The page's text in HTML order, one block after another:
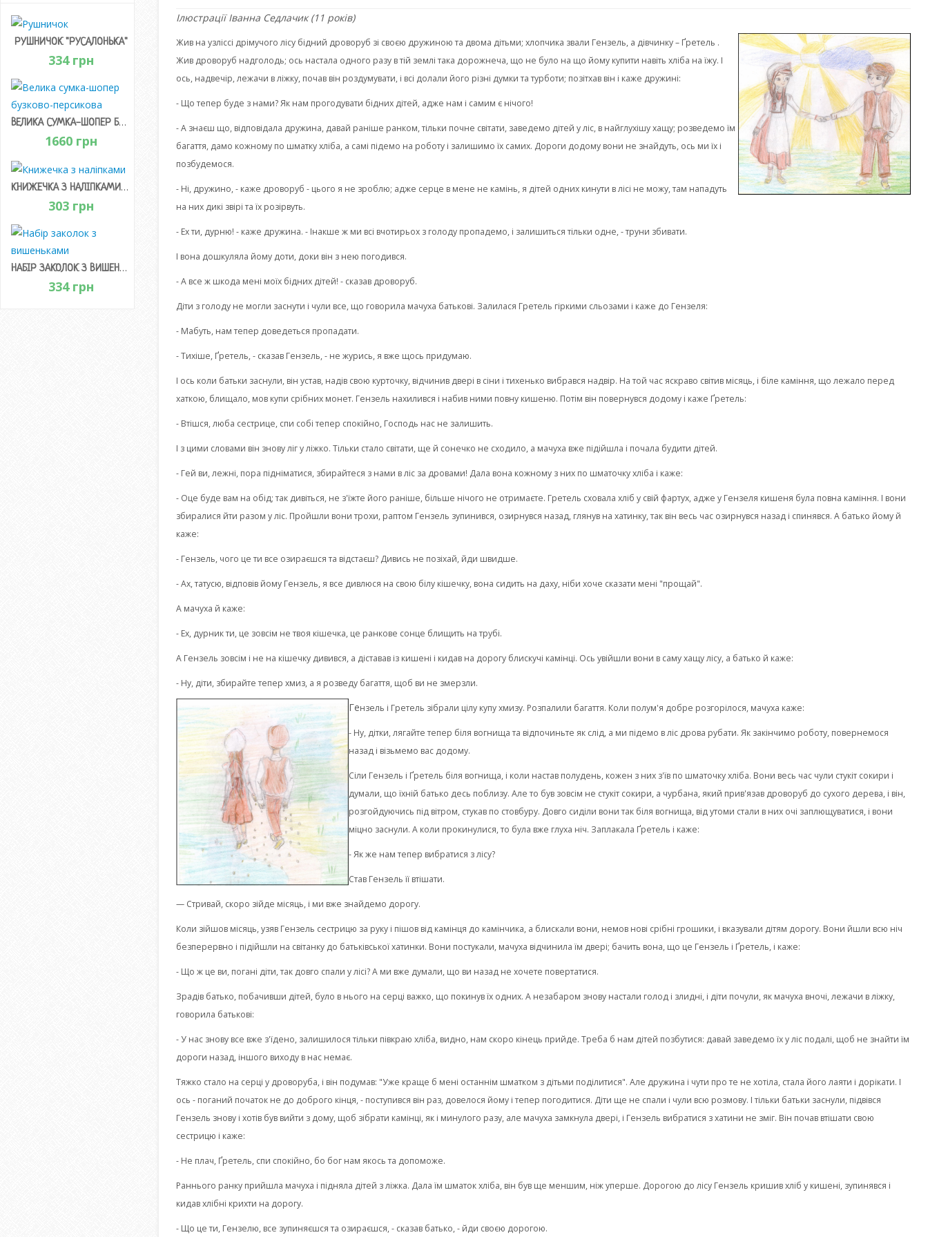
РУШНИЧОК "РУСАЛОНЬКА"
334 грн
ВЕЛИКА СУМКА-ШОПЕР БУЗКОВО-ПЕРСИКОВА
1660 грн
КНИЖЕЧКА З НАЛІПКАМИ "ДРУЗІ КОНЕЙ"
303 грн
НАБІР ЗАКОЛОК З ВИШЕНЬКАМИ "ПРИНЦЕСА ЛІЛЛІФЕЯ"
334 грн
Ілюстрації Іванна Седлачик (11 років)
Жив на узліссі дрімучого лісу бідний дроворуб зі своєю дружиною та двома дітьми; хлопчика звали Гензель, а дівчинку – Ґретель .
Жив дроворуб надголодь; ось настала одного разу в тій землі така дорожнеча, що не було на що йому купити навіть хліба на їжу. І
ось, надвечір, лежачи в ліжку, почав він роздумувати, і всі долали його різні думки та турботи; позітхав він і каже дружині:
- Що тепер буде з нами? Як нам прогодувати бідних дітей, адже нам і самим є нічого!
- А знаєш що, відповідала дружина, давай раніше ранком, тільки почне світати, заведемо дітей у ліс, в найглухішу хащу; розведемо їм
багаття, дамо кожному по шматку хліба, а самі підемо на роботу і залишимо їх самих. Дороги додому вони не знайдуть, ось ми їх і
позбудемося.
- Ні, дружино, - каже дроворуб - цього я не зроблю; адже серце в мене не камінь, я дітей одних кинути в лісі не можу, там нападуть
на них дикі звірі та їх розірвуть.
- Ех ти, дурню! - каже дружина. - Інакше ж ми всі вчотирьох з голоду пропадемо, і залишиться тільки одне, - труни збивати.
І вона дошкуляла йому доти, доки він з нею погодився.
- А все ж шкода мені моїх бідних дітей! - сказав дроворуб.
Діти з голоду не могли заснути і чули все, що говорила мачуха батькові. Залилася Гретель гіркими сльозами і каже до Гензеля:
- Мабуть, нам тепер доведеться пропадати.
- Тихіше, Ґретель, - сказав Гензель, - не журись, я вже щось придумаю.
І ось коли батьки заснули, він устав, надів свою курточку, відчинив двері в сіни і тихенько вибрався надвір. На той час яскраво світив місяць, і біле каміння, що лежало перед
хаткою, блищало, мов купи срібних монет. Гензель нахилився і набив ними повну кишеню. Потім він повернувся додому і каже Ґретель:
- Втішся, люба сестрице, спи собі тепер спокійно, Господь нас не залишить.
І з цими словами він знову ліг у ліжко. Тільки стало світати, ще й сонечко не сходило, а мачуха вже підійшла і почала будити дітей.
- Гей ви, лежні, пора підніматися, збирайтеся з нами в ліс за дровами! Дала вона кожному з них по шматочку хліба і каже:
- Оце буде вам на обід; так дивіться, не з'їжте його раніше, більше нічого не отримаєте. Гретель сховала хліб у свій фартух, адже у Гензеля кишеня була повна каміння. І вони
збиралися йти разом у ліс. Пройшли вони трохи, раптом Гензель зупинився, озирнувся назад, глянув на хатинку, так він весь час озирнувся назад і спинявся. А батько йому й
каже:
- Гензель, чого це ти все озираєшся та відстаєш? Дивись не позіхай, йди швидше.
- Ах, татусю, відповів йому Гензель, я все дивлюся на свою білу кішечку, вона сидить на даху, ніби хоче сказати мені "прощай".
А мачуха й каже:
- Ех, дурник ти, це зовсім не твоя кішечка, це ранкове сонце блищить на трубі.
А Гензель зовсім і не на кішечку дивився, а діставав із кишені і кидав на дорогу блискучі камінці. Ось увійшли вони в саму хащу лісу, а батько й каже:
- Ну, діти, збирайте тепер хмиз, а я розведу багаття, щоб ви не змерзли.
Гензель і Гретель зібрали цілу купу хмизу. Розпалили багаття. Коли полум'я добре розгорілося, мачуха каже:
- Ну, дітки, лягайте тепер біля вогнища та відпочиньте як слід, а ми підемо в ліс дрова рубати. Як закінчимо роботу, повернемося
назад і візьмемо вас додому.
Сіли Гензель і Ґретель біля вогнища, і коли настав полудень, кожен з них з'їв по шматочку хліба. Вони весь час чули стукіт сокири і
думали, що їхній батько десь поблизу. Але то був зовсім не стукіт сокири, а чурбана, який прив'язав дроворуб до сухого дерева, і він,
розгойдуючись під вітром, стукав по стовбуру. Довго сиділи вони так біля вогнища, від утоми стали в них очі заплющуватися, і вони
міцно заснули. А коли прокинулися, то була вже глуха ніч. Заплакала Ґретель і каже:
- Як же нам тепер вибратися з лісу?
Став Гензель її втішати.
— Стривай, скоро зійде місяць, і ми вже знайдемо дорогу.
Коли зійшов місяць, узяв Гензель сестрицю за руку і пішов від камінця до камінчика, а блискали вони, немов нові срібні грошики, і вказували дітям дорогу. Вони йшли всю ніч
безперервно і підійшли на світанку до батьківської хатинки. Вони постукали, мачуха відчинила їм двері; бачить вона, що це Гензель і Ґретель, і каже:
- Що ж це ви, погані діти, так довго спали у лісі? А ми вже думали, що ви назад не хочете повертатися.
Зрадів батько, побачивши дітей, було в нього на серці важко, що покинув їх одних. А незабаром знову настали голод і злидні, і діти почули, як мачуха вночі, лежачи в ліжку,
говорила батькові:
- У нас знову все вже з'їдено, залишилося тільки півкраю хліба, видно, нам скоро кінець прийде. Треба б нам дітей позбутися: давай заведемо їх у ліс подалі, щоб не знайти їм
дороги назад, іншого виходу в нас немає.
Тяжко стало на серці у дроворуба, і він подумав: "Уже краще б мені останнім шматком з дітьми поділитися". Але дружина і чути про те не хотіла, стала його лаяти і дорікати. І
ось - поганий початок не до доброго кінця, - поступився він раз, довелося йому і тепер погодитися. Діти ще не спали і чули всю розмову. І тільки батьки заснули, підвівся
Гензель знову і хотів був вийти з дому, щоб зібрати камінці, як і минулого разу, але мачуха замкнула двері, і Гензель вибратися з хатини не зміг. Він почав втішати свою
сестрицю і каже:
- Не плач, Ґретель, спи спокійно, бо бог нам якось та допоможе.
Раннього ранку прийшла мачуха і підняла дітей з ліжка. Дала їм шматок хліба, він був ще меншим, ніж уперше. Дорогою до лісу Гензель кришив хліб у кишені, зупинявся і
кидав хлібні крихти на дорогу.
- Що це ти, Гензелю, все зупиняєшся та озираєшся, - сказав батько, - йди своєю дорогою.